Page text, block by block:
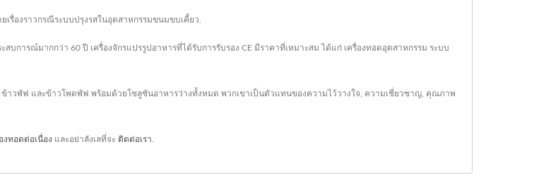
เรื่องราวกรณีระบบปรุงรสในอุตสาหกรรมขนมขบเคี้ยว.
บการณ์มากกว่า 60 ปี เครื่องจักรแปรรูปอาหารที่ได้รับการรับรอง CE มีราคาที่เหมาะสม ได้แก่ เครื่องทอดอุตสาหกรรม ระบบ
าวพัฟ และข้าวโพดพัฟ พร้อมด้วยโซลูชันอาหารว่างทั้งหมด พวกเขาเป็นตัวแทนของความไว้วางใจ, ความเชี่ยวชาญ, คุณภาพ
งทอดต่อเนื่อง และอย่าลังเลที่จะ ติดต่อเรา